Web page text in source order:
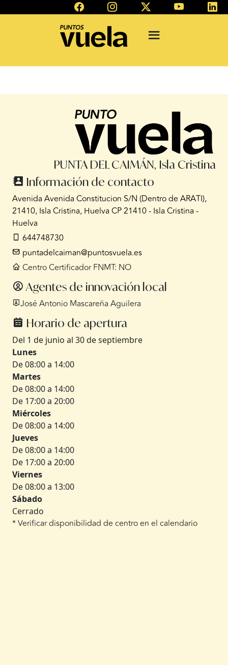
PUNTA DEL CAIMÁN, Isla Cristina
Información de contacto
Avenida Avenida Constitucion S/N (Dentro de ARATI),
21410, Isla Cristina, Huelva CP 21410 - Isla Cristina -
Huelva
644748730
puntadelcaiman@puntosvuela.es
Centro Certificador FNMT: NO
Agentes de innovación local
José Antonio Mascareña Aguilera
Horario de apertura
Del 1 de junio al 30 de septiembre
Lunes
De 08:00 a 14:00
Martes
De 08:00 a 14:00
De 17:00 a 20:00
Miércoles
De 08:00 a 14:00
Jueves
De 08:00 a 14:00
De 17:00 a 20:00
Viernes
De 08:00 a 13:00
Sábado
Cerrado
* Verificar disponibilidad de centro en el calendario